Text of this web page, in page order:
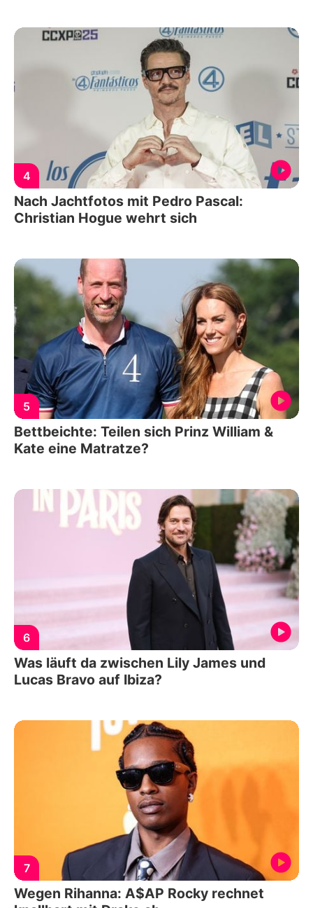
4
Nach Jachtfotos mit Pedro Pascal:
Christian Hogue wehrt sich
5
Bettbeichte: Teilen sich Prinz William &
Kate eine Matratze?
6
Was läuft da zwischen Lily James und
Lucas Bravo auf Ibiza?
7
Wegen Rihanna: A$AP Rocky rechnet